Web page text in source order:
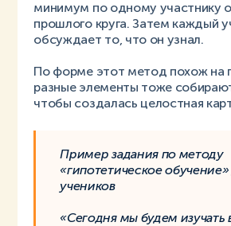
минимум по одному участнику
прошлого круга. Затем каждый
обсуждает то, что он узнал.
По форме этот метод похож на
разные элементы тоже
чтобы создалась целостная
Пример задания по методу
«гипотетическое
учеников
«Сегодня мы будем изучать